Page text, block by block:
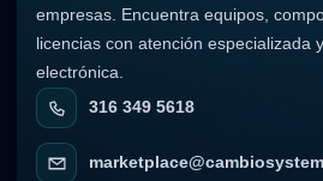
empresas. Encuentra equipos,
licencias con atención especializada
electrónica.
316 349 5618